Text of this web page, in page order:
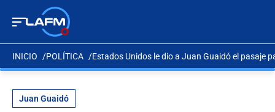
INICIO POLÍTICA Estados Unidos le dio a Juan Guaidó el pasaje
Juan Guaidó